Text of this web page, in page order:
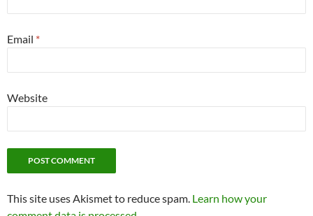
Email *
Website
This site uses Akismet to reduce spam. Learn how your